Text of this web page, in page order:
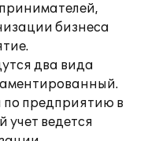
бизнеса
два вида
по предприятию в
ведется